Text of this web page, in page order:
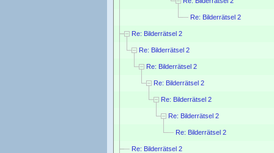
Re: Bilderrätsel 2
Re: Bilderrätsel 2
Re: Bilderrätsel 2
Re: Bilderrätsel 2
Re: Bilderrätsel 2
Re: Bilderrätsel 2
Re: Bilderrätsel 2
Re: Bilderrätsel 2
Re: Bilderrätsel 2